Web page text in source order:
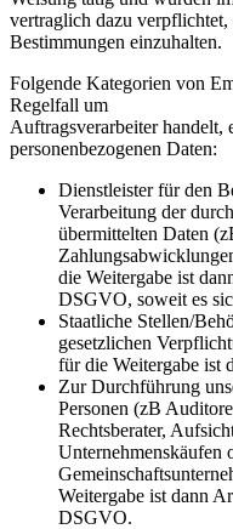
vertraglich dazu verpflichtet,
Bestimmungen einzuhalten.
Folgende Kategorien von
Regelfall um
Auftragsverarbeiter
personenbezogenen Daten:
Dienstleister für den
Verarbeitung der
übermittelten Daten
die Weitergabe ist
DSGVO, soweit es
Staatliche Stellen/
gesetzlichen
für die Weitergabe ist
Zur Durchführung
Personen (zB
Rechtsberater,
Unternehmenskäufen
Weitergabe ist dann
DSGVO.